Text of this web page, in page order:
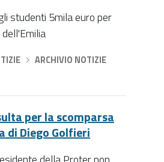
studenti 5mila euro per
›
ARCHIVIO NOTIZIE
per la scomparsa
di Diego Golfieri